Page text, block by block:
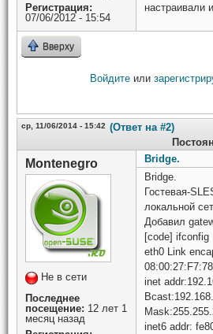
Регистрация:
07/06/2012 - 15:54
настраивали
Вверху
Войдите или
ср, 11/06/2014 - 15:42 (Ответ на #2)
Montenegro
Не в сети
Последнее
посещение: 12 лет 1
месяц назад
Bridge.
Bridge.
Гостевая-
локальной
Добавил
[code] ifconfig
eth0 Link
inet
inet6 addr: